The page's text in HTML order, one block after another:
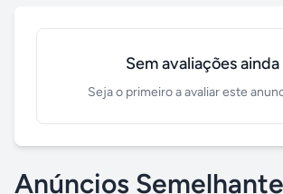
Sem avaliações ainda
Seja o primeiro a avaliar este
Anúncios